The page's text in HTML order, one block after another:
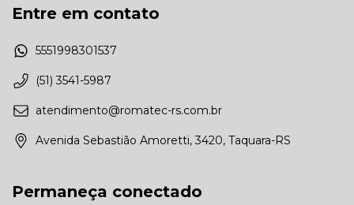
Entre em contato
5551998301537
(51) 3541-5987
atendimento@romatec-rs.com.br
Avenida Sebastião Amoretti, 3420, Taquara-RS
Permaneça conectado